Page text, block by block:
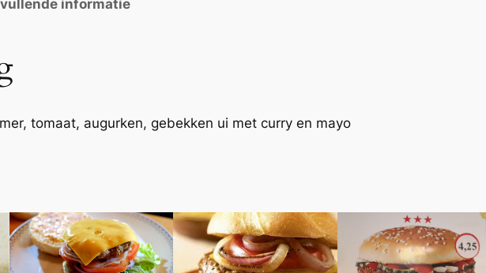
s
a
n
t
informatie
tomaat, augurken, gebekken ui met curry en mayo